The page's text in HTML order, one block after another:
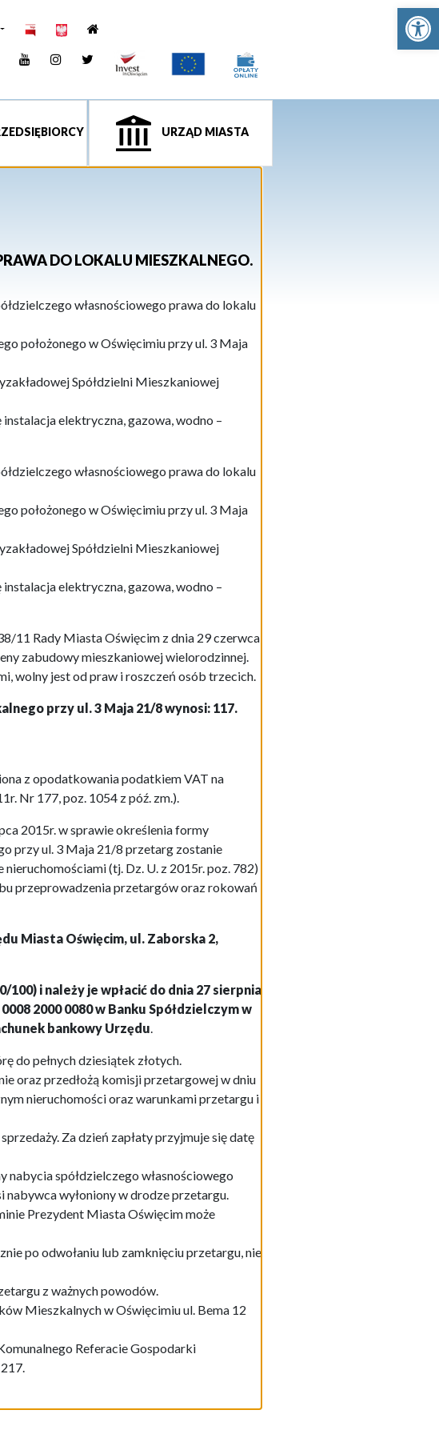
YouTUbeInstagramTwitter
URZĄD MIASTA
DO LOKALU MIESZKALNEGO.
własnościowego prawa do lokalu
położonego w Oświęcimiu przy ul. 3 Maja
Spółdzielni Mieszkaniowej
elektryczna, gazowa, wodno –
własnościowego prawa do lokalu
położonego w Oświęcimiu przy ul. 3 Maja
Spółdzielni Mieszkaniowej
elektryczna, gazowa, wodno –
11 Rady Miasta Oświęcim z dnia 29 czerwca
zabudowy mieszkaniowej wielorodzinnej.
wolny jest od praw i roszczeń osób trzecich.
przy ul. 3 Maja 21/8 wynosi: 117.
z opodatkowania podatkiem VAT na
Nr 177, poz. 1054 z póź. zm.).
2015r. w sprawie określenia formy
przy ul. 3 Maja 21/8 przetarg zostanie
(tj. Dz. U. z 2015r. poz. 782)
przeprowadzenia przetargów oraz rokowań
Miasta Oświęcim, ul. Zaborska 2,
i należy je wpłacić do dnia 27 sierpnia
2000 0080 w Banku Spółdzielczym w
bankowy Urzędu.
do pełnych dziesiątek złotych.
oraz przedłożą komisji przetargowej w dniu
nieruchomości oraz warunkami przetargu i
Za dzień zapłaty przyjmuje się datę
nabycia spółdzielczego własnościowego
wyłoniony w drodze przetargu.
Prezydent Miasta Oświęcim może
po odwołaniu lub zamknięciu przetargu, nie
z ważnych powodów.
Mieszkalnych w Oświęcimiu ul. Bema 12
Referacie Gospodarki